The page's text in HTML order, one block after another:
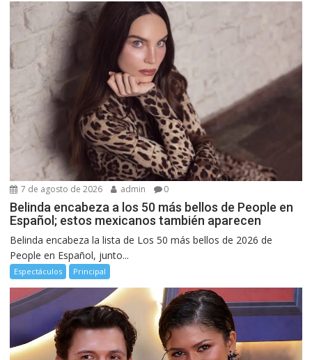
7 de agosto de 2026 admin 0
Belinda encabeza a los 50 más bellos de People en
Español; estos mexicanos también aparecen
Belinda encabeza la lista de Los 50 más bellos de 2026 de
People en Español, junto...
Espectáculos Principal